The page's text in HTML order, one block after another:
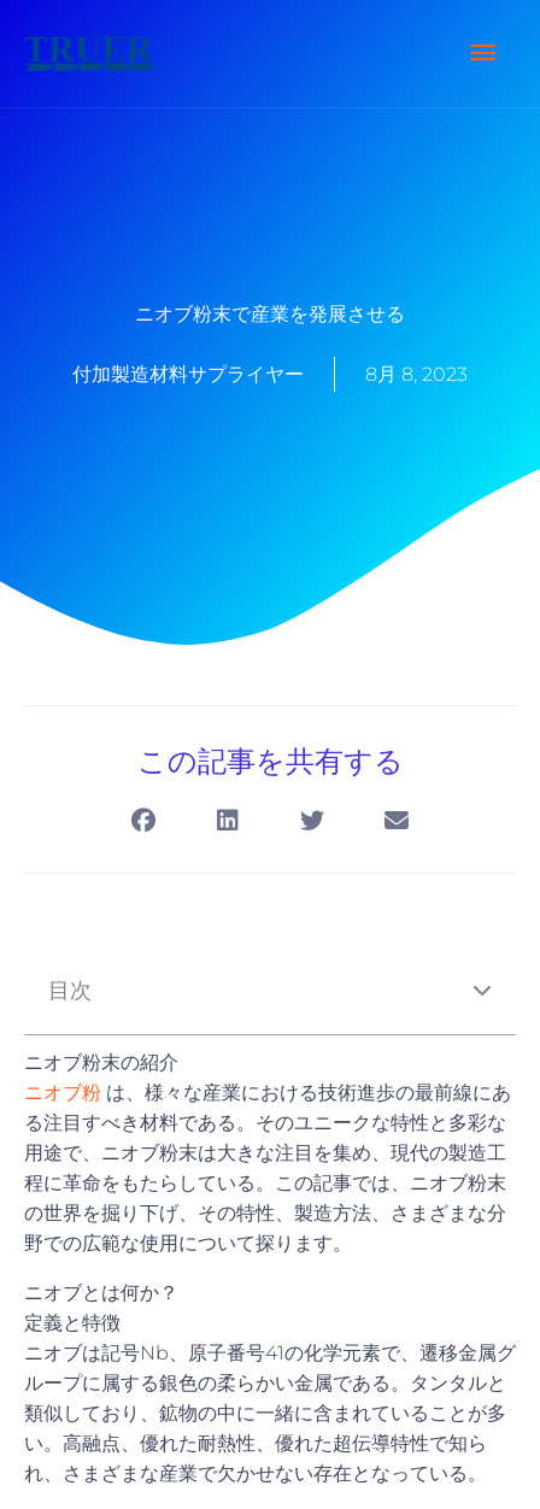
メ
ニオブ粉末で産業を発展させる
付加製造材料サプライヤー 8月 8, 2023
この記事を共有する
目次
ニオブ粉末の紹介
ニオブ粉 は、様々な産業における技術進歩の最前線にあ
る注目すべき材料である。そのユニークな特性と多彩な
用途で、ニオブ粉末は大きな注目を集め、現代の製造工
程に革命をもたらしている。この記事では、ニオブ粉末
の世界を掘り下げ、その特性、製造方法、さまざまな分
野での広範な使用について探ります。
ニオブとは何か？
定義と特徴
ニオブは記号Nb、原子番号41の化学元素で、遷移金属グ
ループに属する銀色の柔らかい金属である。タンタルと
類似しており、鉱物の中に一緒に含まれていることが多
い。高融点、優れた耐熱性、優れた超伝導特性で知ら
れ、さまざまな産業で欠かせない存在となっている。